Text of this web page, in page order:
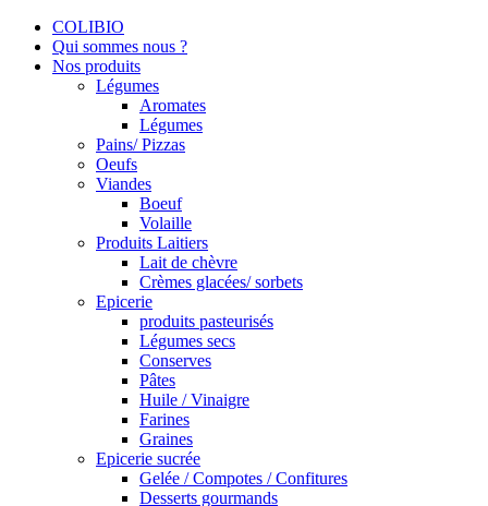
COLIBIO
Qui sommes nous ?
Nos produits
Légumes
Aromates
Légumes
Pains/ Pizzas
Oeufs
Viandes
Boeuf
Volaille
Produits Laitiers
Lait de chèvre
Crèmes glacées/ sorbets
Epicerie
produits pasteurisés
Légumes secs
Conserves
Pâtes
Huile / Vinaigre
Farines
Graines
Epicerie sucrée
Gelée / Compotes / Confitures
Desserts gourmands